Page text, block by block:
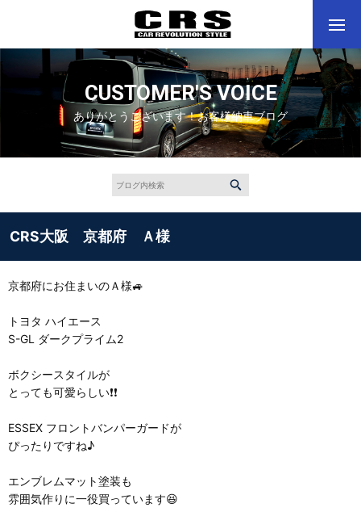
CUSTOMER'S VOICE
ありがとうございます！お客様納車ブログ
CRS大阪 京都府 Ａ様
京都府にお住まいのＡ様🚙
トヨタ ハイエース
S-GL ダークプライム2
ボクシースタイルが
とっても可愛らしい❗❗
ESSEX フロントバンパーガードが
ぴったりですね♪
エンブレムマット塗装も
雰囲気作りに一役買っています😆